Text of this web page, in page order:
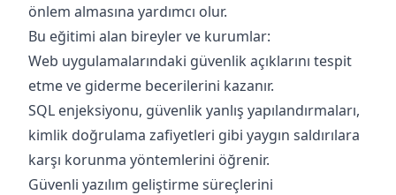
önlem almasına yardımcı olur.
Bu eğitimi alan bireyler ve kurumlar:
Web uygulamalarındaki güvenlik açıklarını tespit
etme ve giderme becerilerini kazanır.
SQL enjeksiyonu, güvenlik yanlış yapılandırmaları,
kimlik doğrulama zafiyetleri gibi yaygın saldırılara
karşı korunma yöntemlerini öğrenir.
Güvenli yazılım geliştirme süreçlerini